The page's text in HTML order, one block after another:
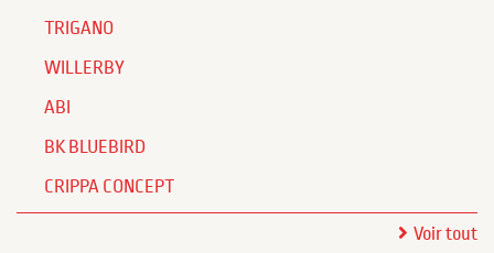
TRIGANO
WILLERBY
ABI
BK BLUEBIRD
CRIPPA CONCEPT
Voir tout